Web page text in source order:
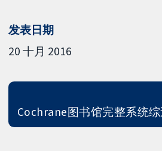
发表日期
20 十月 2016
Cochrane图书馆完整系统